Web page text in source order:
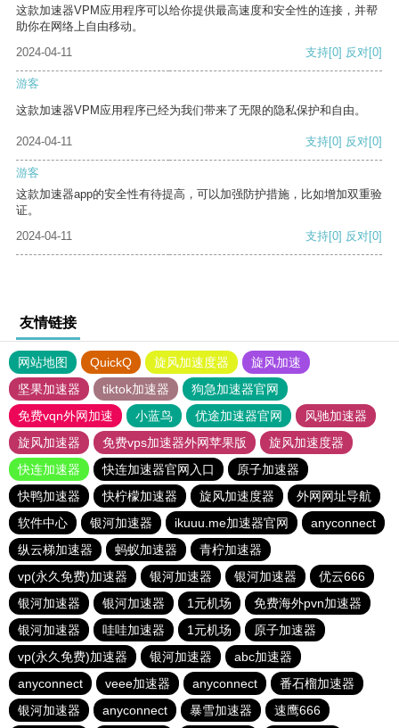
这款加速器VPM应用程序可以给你提供最高速度和安全性的连接，并帮
助你在网络上自由移动。
2024-04-11
支持[0] 反对[0]
游客
这款加速器VPM应用程序已经为我们带来了无限的隐私保护和自由。
2024-04-11 支持[0] 反对[0]
游客
这款加速器app的安全性有待提高，可以加强防护措施，比如增加双重验
证。
2024-04-11
支持[0] 反对[0]
友情链接
网站地图 QuickQ 旋风加速度器
旋风加速
坚果加速器
tiktok加速器
狗急加速器官网
免费vqn外网加速
小蓝鸟 优途加速器官网
风驰加速器
旋风加速器
免费vps加速器外网苹果版
旋风加速度器
快连加速器
快连加速器官网入口
原子加速器
快鸭加速器
快柠檬加速器 旋风加速度器
外网网址导航
软件中心
银河加速器 ikuuu.me加速器官网
anyconnect
纵云梯加速器
蚂蚁加速器
青柠加速器
vp(永久免费)加速器
银河加速器 银河加速器
优云666
银河加速器
银河加速器 1元机场
免费海外pvn加速器
银河加速器
哇哇加速器 1元机场
原子加速器
vp(永久免费)加速器
银河加速器
abc加速器
anyconnect
veee加速器 anyconnect
番石榴加速器
银河加速器
anyconnect 暴雪加速器 速鹰666